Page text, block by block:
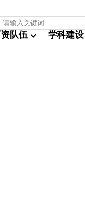
队伍 学科建设